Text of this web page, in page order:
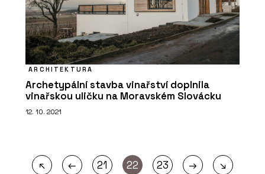
ARCHITEKTURA
Archetypální stavba vinařství doplnila
vinařskou uličku na Moravském Slovácku
12. 10. 2021
↖ ← 21 22 23 → ↘